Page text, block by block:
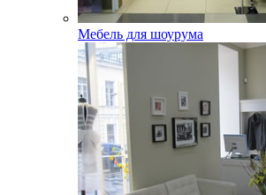
Мебель для шоурума